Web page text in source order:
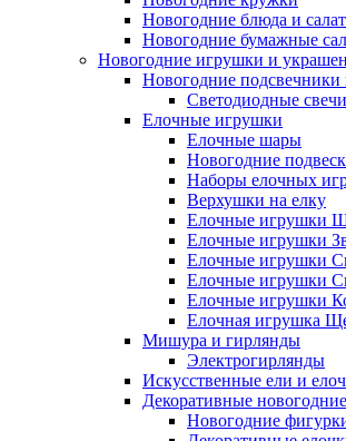
Новогодние блюда и
Новогодние бумажные
Новогодние игрушки и
Новогодние подсвечники
Светодиодные свечи
Елочные игрушки
Елочные шары
Новогодние
Наборы елочных
Верхушки на елку
Елочные игрушки
Елочные игрушки
Елочные игрушки
Елочные игрушки
Елочные игрушки
Елочная игрушка
Мишура и гирлянды
Электрогирлянды
Искусственные ели и
Декоративные
Новогодние